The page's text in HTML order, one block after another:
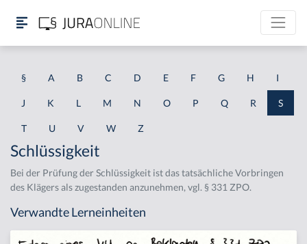
§ A B C D E F G H I
J K L M N O P Q R S
T U V W Z
Schlüssigkeit
Bei der Prüfung der Schlüssigkeit ist das tatsächliche Vorbringen
des Klägers als zugestanden anzunehmen, vgl. § 331 ZPO.
Verwandte Lerneinheiten